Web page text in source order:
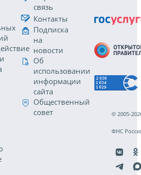
связь
Контакты
Подписка
на
новости
Об
использовании
информации
сайта
Общественный
совет
© 2005-
ФНС